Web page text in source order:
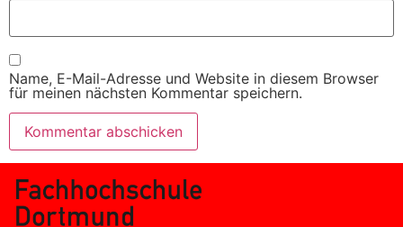
Name, E-Mail-Adresse und Website in diesem Browser
für meinen nächsten Kommentar speichern.